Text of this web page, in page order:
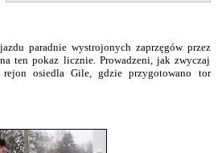
paradnie wystrojonych zaprzęgów przez
ten pokaz licznie. Prowadzeni, jak zwyczaj
osiedla Gile, gdzie przygotowano tor